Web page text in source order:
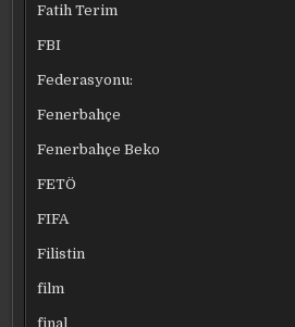
Fatih Terim
FBI
Federasyonu:
Fenerbahçe
Fenerbahçe Beko
FETÖ
FIFA
Filistin
film
final